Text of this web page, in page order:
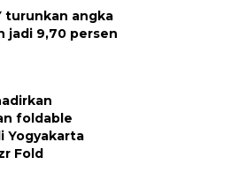
turunkan angka
jadi 9,70 persen
foldable
Yogyakarta
Fold